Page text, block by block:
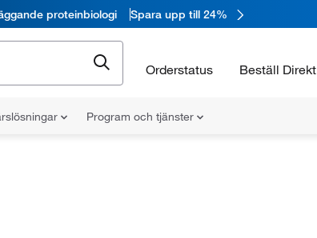
proteinbiologi Spara upp till 24%
Orderstatus Beställ Direkt
Program och tjänster